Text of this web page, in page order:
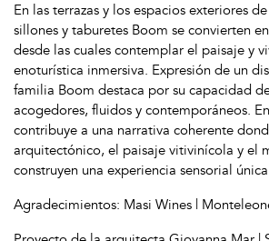
En las terrazas y los espacios exteriores
sillones y taburetes Boom se convierten
desde las cuales contemplar el paisaje y
enoturística inmersiva. Expresión de un
familia Boom destaca por su capacidad
acogedores, fluidos y contemporáneos.
contribuye a una narrativa coherente
arquitectónico, el paisaje vitivinícola y el
construyen una experiencia sensorial
Agradecimientos: Masi Wines |